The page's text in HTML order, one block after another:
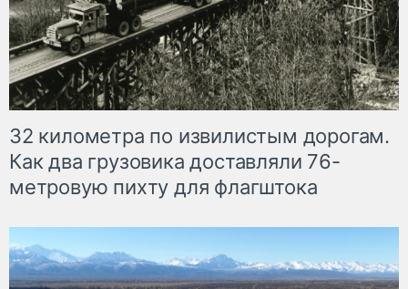
32 километра по извилистым дорогам.
Как два грузовика доставляли 76-
метровую пихту для флагштока